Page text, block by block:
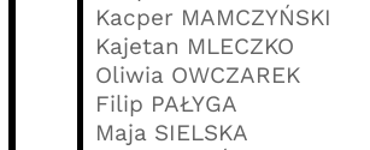
Kacper MAMCZYŃSKI
Kajetan MLECZKO
Oliwia OWCZAREK
Filip PAŁYGA
Maja SIELSKA